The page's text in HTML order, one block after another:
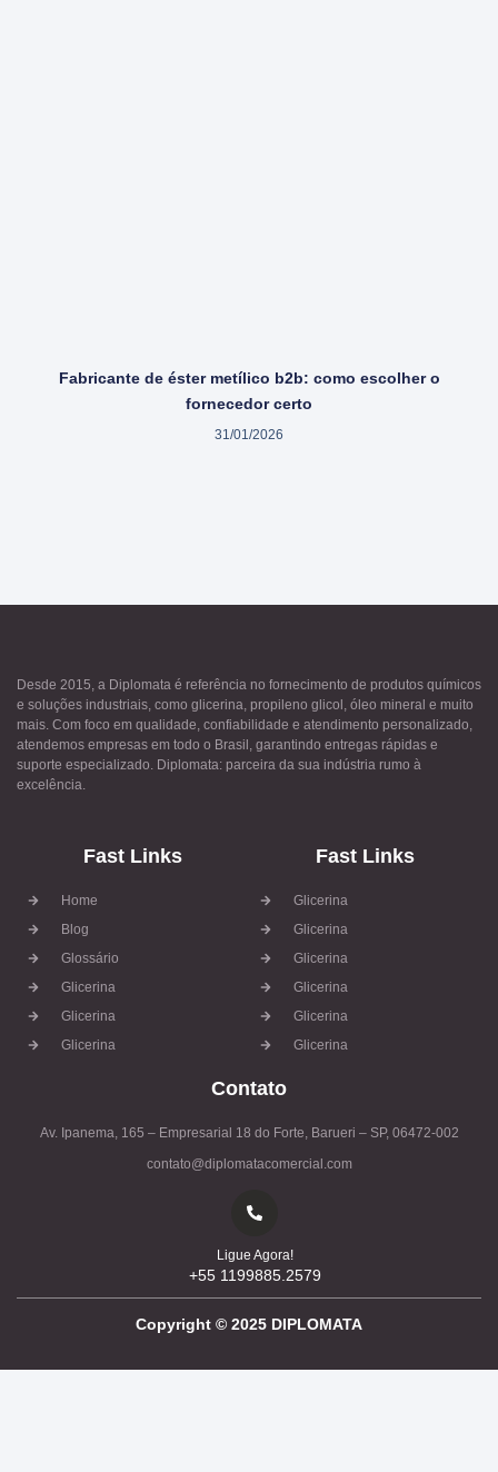
Fabricante de éster metílico b2b: como escolher o
fornecedor certo
31/01/2026
Desde 2015, a Diplomata é referência no fornecimento de produtos químicos
e soluções industriais, como glicerina, propileno glicol, óleo mineral e muito
mais. Com foco em qualidade, confiabilidade e atendimento personalizado,
atendemos empresas em todo o Brasil, garantindo entregas rápidas e
suporte especializado. Diplomata: parceira da sua indústria rumo à
excelência.
Fast Links
Home
Blog
Glossário
Glicerina
Glicerina
Glicerina
Fast Links
Glicerina
Glicerina
Glicerina
Glicerina
Glicerina
Glicerina
Contato
Av. Ipanema, 165 – Empresarial 18 do Forte, Barueri – SP, 06472-002
contato@diplomatacomercial.com
Ligue Agora!
+55 1199885.2579
Copyright © 2025 DIPLOMATA